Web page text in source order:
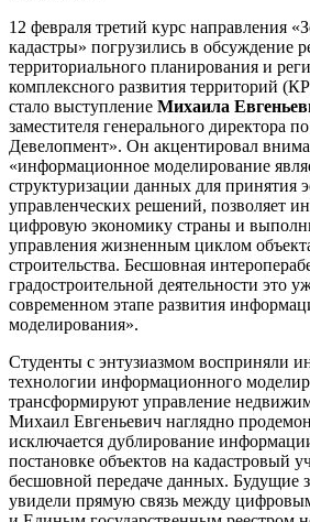
12 февраля третий курс направления
кадастры» погрузились в обсуждение
территориального планирования и
комплексного развития территорий
стало выступление Михаила
заместителя генерального директора
Девелопмент». Он акцентировал
«информационное моделирование
структуризации данных для принятия
управленческих решений, позволяет
цифровую экономику страны и
управления жизненным циклом
строительства. Бесшовная
градостроительной деятельности это
современном этапе развития
моделирования».
Студенты с энтузиазмом восприняли
технологии информационного
трансформируют управление
Михаил Евгеньевич наглядно
исключается дублирование
постановке объектов на кадастровый
бесшовной передаче данных. Будущие
увидели прямую связь между